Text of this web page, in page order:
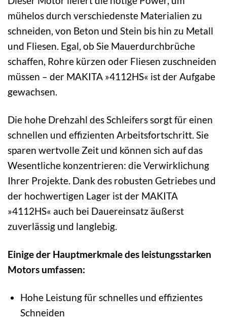
mühelos durch verschiedenste Materialien zu
schneiden, von Beton und Stein bis hin zu Metall
und Fliesen. Egal, ob Sie Mauerdurchbrüche
schaffen, Rohre kürzen oder Fliesen zuschneiden
müssen – der MAKITA »4112HS« ist der Aufgabe
gewachsen.
Die hohe Drehzahl des Schleifers sorgt für einen
schnellen und effizienten Arbeitsfortschritt. Sie
sparen wertvolle Zeit und können sich auf das
Wesentliche konzentrieren: die Verwirklichung
Ihrer Projekte. Dank des robusten Getriebes und
der hochwertigen Lager ist der MAKITA
»4112HS« auch bei Dauereinsatz äußerst
zuverlässig und langlebig.
Einige der Hauptmerkmale des leistungsstarken
Motors umfassen:
Hohe Leistung für schnelles und effizientes
Schneiden